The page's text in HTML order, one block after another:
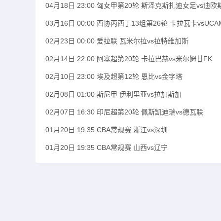
04月18日 23:00 匈女甲第20轮 斯泽克斯扎迪女足vs迪欧
03月16日 00:00 西协丙西丁13组第26轮 卡拉瓦卡
02月23日 00:00 爱拉联 瓦米尔拉vs拉特维加斯
02月14日 22:00 阿塞超第20轮 卡拉巴赫vs米尔姆甘FK
02月10日 23:00 埃及超第12轮 恩比vs金字塔
02月08日 01:00 斯尼甲 伊利里亚vs拉加斯加
02月07日 16:30 印尼超第20轮 佩斯凯迪瑞vs德瓦联
01月20日 19:35 CBA常规赛 浙江vs深圳
01月20日 19:35 CBA常规赛 山西vs辽宁